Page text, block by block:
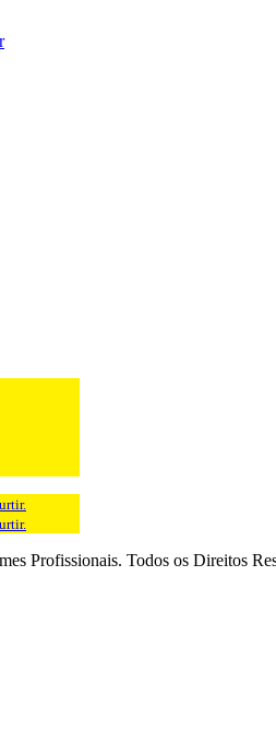
Profissionais. Todos os Direitos